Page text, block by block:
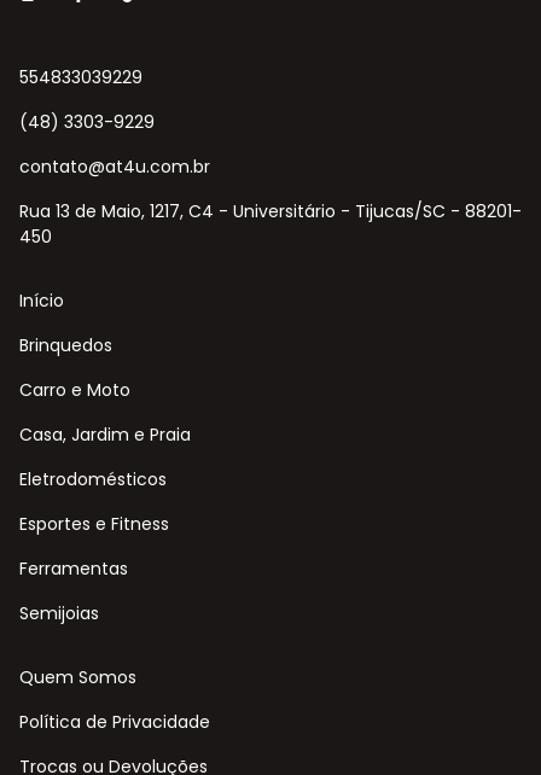
554833039229
(48) 3303-9229
contato@at4u.com.br
Rua 13 de Maio, 1217, C4 - Universitário - Tijucas/SC - 88201-
450
Início
Brinquedos
Carro e Moto
Casa, Jardim e Praia
Eletrodomésticos
Esportes e Fitness
Ferramentas
Semijoias
Quem Somos
Política de Privacidade
Trocas ou Devoluções